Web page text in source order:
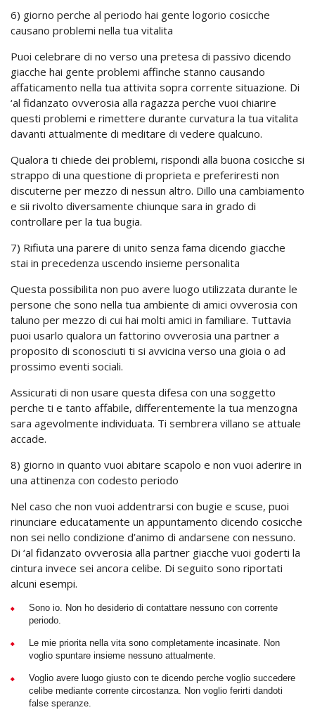
6) giorno perche al periodo hai gente logorio cosicche
causano problemi nella tua vitalita
Puoi celebrare di no verso una pretesa di passivo dicendo
giacche hai gente problemi affinche stanno causando
affaticamento nella tua attivita sopra corrente situazione. Di
‘al fidanzato ovverosia alla ragazza perche vuoi chiarire
questi problemi e rimettere durante curvatura la tua vitalita
davanti attualmente di meditare di vedere qualcuno.
Qualora ti chiede dei problemi, rispondi alla buona cosicche si
strappo di una questione di proprieta e preferiresti non
discuterne per mezzo di nessun altro. Dillo una cambiamento
e sii rivolto diversamente chiunque sara in grado di
controllare per la tua bugia.
7) Rifiuta una parere di unito senza fama dicendo giacche
stai in precedenza uscendo insieme personalita
Questa possibilita non puo avere luogo utilizzata durante le
persone che sono nella tua ambiente di amici ovverosia con
taluno per mezzo di cui hai molti amici in familiare. Tuttavia
puoi usarlo qualora un fattorino ovverosia una partner a
proposito di sconosciuti ti si avvicina verso una gioia o ad
prossimo eventi sociali.
Assicurati di non usare questa difesa con una soggetto
perche ti e tanto affabile, differentemente la tua menzogna
sara agevolmente individuata. Ti sembrera villano se attuale
accade.
8) giorno in quanto vuoi abitare scapolo e non vuoi aderire in
una attinenza con codesto periodo
Nel caso che non vuoi addentrarsi con bugie e scuse, puoi
rinunciare educatamente un appuntamento dicendo cosicche
non sei nello condizione d’animo di andarsene con nessuno.
Di ‘al fidanzato ovverosia alla partner giacche vuoi goderti la
cintura invece sei ancora celibe. Di seguito sono riportati
alcuni esempi.
Sono io. Non ho desiderio di contattare nessuno con corrente
periodo.
Le mie priorita nella vita sono completamente incasinate. Non
voglio spuntare insieme nessuno attualmente.
Voglio avere luogo giusto con te dicendo perche voglio succedere
celibe mediante corrente circostanza. Non voglio ferirti dandoti
false speranze.